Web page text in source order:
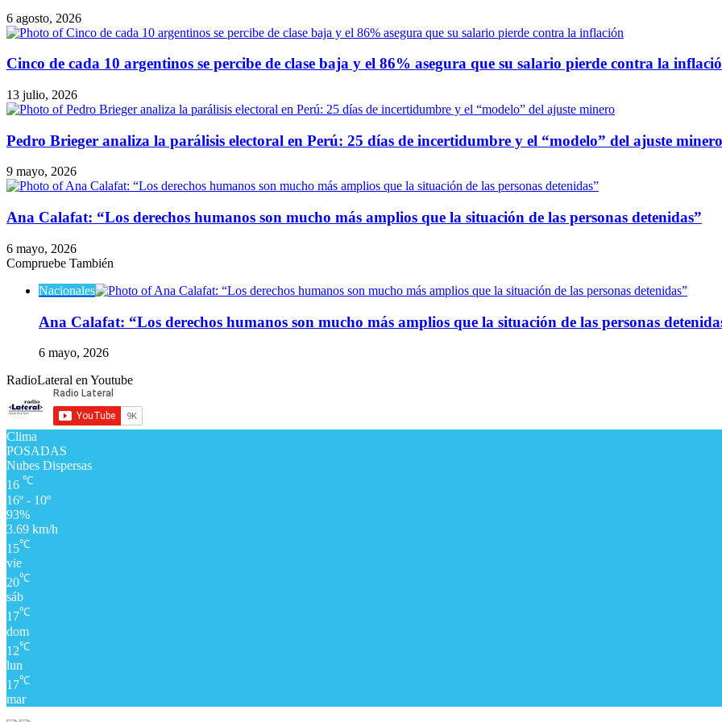
6 agosto, 2026
Cinco de cada 10 argentinos se percibe de clase baja y el 86% asegura que su salario pierde contra la
13 julio, 2026
Pedro Brieger analiza la parálisis electoral en Perú: 25 días de incertidumbre y el “modelo” del ajuste minero
9 mayo, 2026
Ana Calafat: “Los derechos humanos son mucho más amplios que la situación de las personas detenidas”
6 mayo, 2026
Compruebe También
Nacionales
Ana Calafat: “Los derechos humanos son mucho más amplios que la situación de las personas
6 mayo, 2026
RadioLateral en Youtube
Clima
POSADAS
Nubes Dispersas
16 ℃
16º - 10º
93%
3.69 km/h
15℃
vie
20℃
sáb
17℃
dom
12℃
lun
17℃
mar